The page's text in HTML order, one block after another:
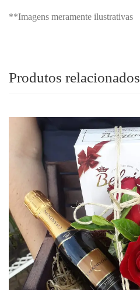
**Imagens meramente ilustrativas
Produtos relacionados